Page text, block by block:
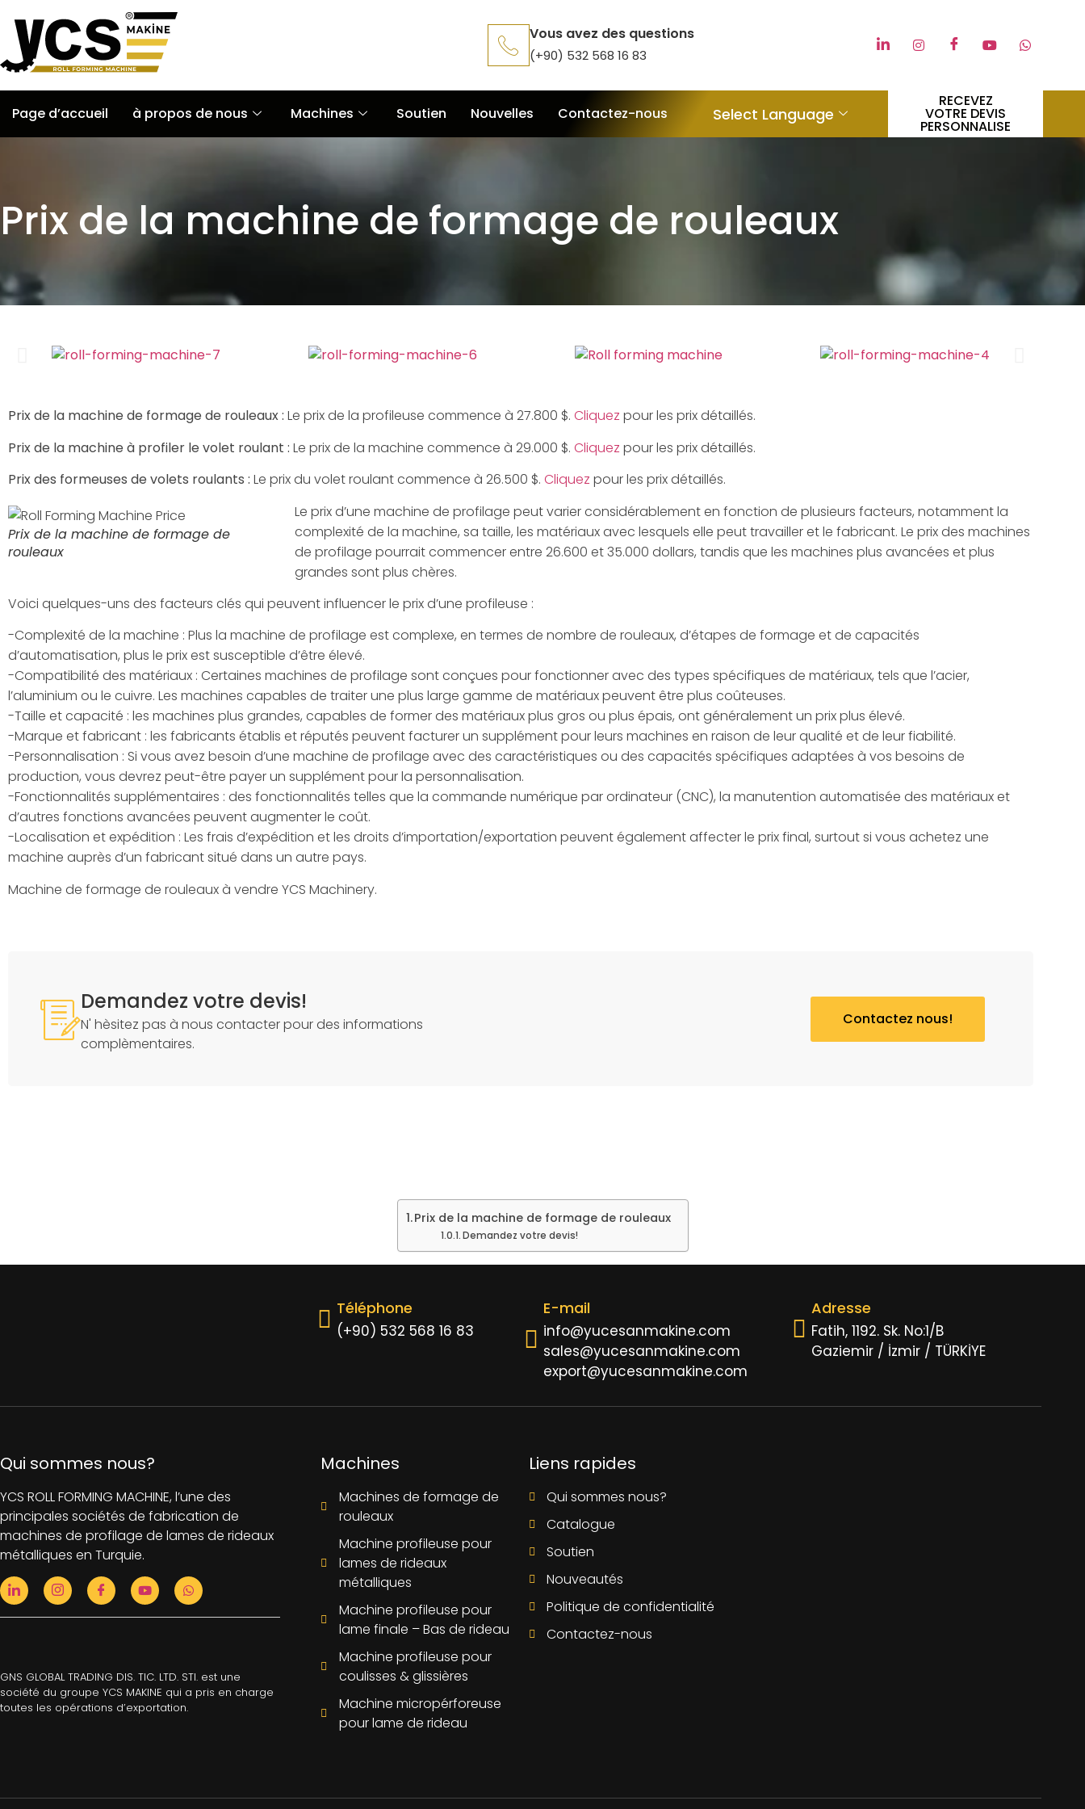
Vous avez des questions
(+90) 532 568 16 83
Page d’accueil à propos de nous Machines Soutien Nouvelles Contactez-nous Select Language
RECEVEZ
VOTRE DEVIS
PERSONNALISE
Prix de la machine de formage de rouleaux
Prix de la machine de formage de rouleaux : Le prix de la profileuse commence à 27.800 $. Cliquez pour les prix détaillés.
Prix de la machine à profiler le volet roulant : Le prix de la machine commence à 29.000 $. Cliquez pour les prix détaillés.
Prix des formeuses de volets roulants : Le prix du volet roulant commence à 26.500 $. Cliquez pour les prix détaillés.
Prix de la machine de formage de
rouleaux
Le prix d’une machine de profilage peut varier considérablement en fonction de plusieurs facteurs, notamment la
complexité de la machine, sa taille, les matériaux avec lesquels elle peut travailler et le fabricant. Le prix des machines
de profilage pourrait commencer entre 26.600 et 35.000 dollars, tandis que les machines plus avancées et plus
grandes sont plus chères.
Voici quelques-uns des facteurs clés qui peuvent influencer le prix d’une profileuse :
-Complexité de la machine : Plus la machine de profilage est complexe, en termes de nombre de rouleaux, d’étapes de formage et de capacités
d’automatisation, plus le prix est susceptible d’être élevé.
-Compatibilité des matériaux : Certaines machines de profilage sont conçues pour fonctionner avec des types spécifiques de matériaux, tels que l’acier,
l’aluminium ou le cuivre. Les machines capables de traiter une plus large gamme de matériaux peuvent être plus coûteuses.
-Taille et capacité : les machines plus grandes, capables de former des matériaux plus gros ou plus épais, ont généralement un prix plus élevé.
-Marque et fabricant : les fabricants établis et réputés peuvent facturer un supplément pour leurs machines en raison de leur qualité et de leur fiabilité.
-Personnalisation : Si vous avez besoin d’une machine de profilage avec des caractéristiques ou des capacités spécifiques adaptées à vos besoins de
production, vous devrez peut-être payer un supplément pour la personnalisation.
-Fonctionnalités supplémentaires : des fonctionnalités telles que la commande numérique par ordinateur (CNC), la manutention automatisée des matériaux et
d’autres fonctions avancées peuvent augmenter le coût.
-Localisation et expédition : Les frais d’expédition et les droits d’importation/exportation peuvent également affecter le prix final, surtout si vous achetez une
machine auprès d’un fabricant situé dans un autre pays.
Machine de formage de rouleaux à vendre YCS Machinery.
Demandez votre devis!
N' hèsitez pas à nous contacter pour des informations
complèmentaires.
Contactez nous!
Prix de la machine de formage de rouleaux
Demandez votre devis!
Téléphone
(+90) 532 568 16 83
E-mail
info@yucesanmakine.com
sales@yucesanmakine.com
export@yucesanmakine.com
Adresse
Fatih, 1192. Sk. No:1/B
Gaziemir / İzmir / TÜRKİYE
Qui sommes nous?
YCS ROLL FORMING MACHINE, l’une des
principales sociétés de fabrication de
machines de profilage de lames de rideaux
métalliques en Turquie.
GNS GLOBAL TRADING DIS. TIC. LTD. STI. est une
société du groupe YCS MAKINE qui a pris en charge
toutes les opérations d’exportation.
Machines
Machines de formage de
rouleaux
Machine profileuse pour
lames de rideaux
métalliques
Machine profileuse pour
lame finale – Bas de rideau
Machine profileuse pour
coulisses & glissières
Machine micropérforeuse
pour lame de rideau
Liens rapides
Qui sommes nous?
Catalogue
Soutien
Nouveautés
Politique de confidentialité
Contactez-nous